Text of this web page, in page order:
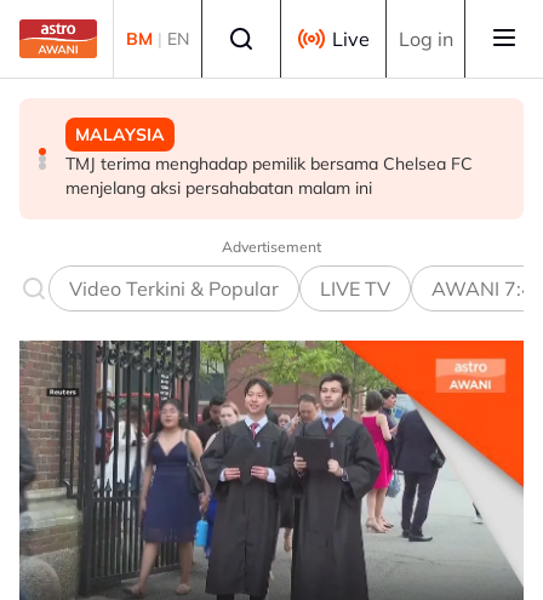
Skip to main content
BM | EN Live Log in
MALAYSIA
TMJ terima menghadap pemilik bersama Chelsea FC
menjelang aksi persahabatan malam ini
SUKAN
Gabriel Palmero sah milik JDT!
MALAYSIA
Kementerian Komunikasi akan cadang gotong-royong
mega perangi Aedes - Fahmi
Advertisement
Video Terkini & Popular LIVE TV AWANI